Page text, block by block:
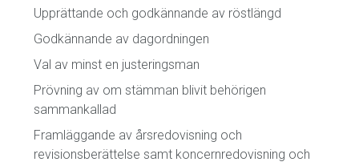
Upprättande och godkännande av röstlängd
Godkännande av dagordningen
Val av minst en justeringsman
Prövning av om stämman blivit behörigen
sammankallad
Framläggande av årsredovisning och
revisionsberättelse samt koncernredovisning och